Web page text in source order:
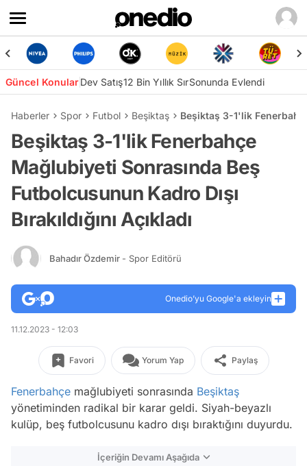
Güncel KonularDev Satış12 Bin Yıllık SırSonunda Evlendi
Haberler Spor Futbol Beşiktaş Beşiktaş 3-1'lik
Beşiktaş 3-1'lik Fenerbahçe
Mağlubiyeti Sonrasında Beş
Futbolcusunun Kadro Dışı
Bırakıldığını Açıkladı
Bahadır Özdemir - Spor Editörü
Onedio’yu Google'a ekleyin
11.12.2023 - 12:03
Favori Yorum Yap Paylaş
Fenerbahçe mağlubiyeti sonrasında Beşiktaş
yönetiminden radikal bir karar geldi. Siyah-beyazlı
kulüp, beş futbolcusunu kadro dışı bıraktığını duyurdu.
İçeriğin Devamı Aşağıda